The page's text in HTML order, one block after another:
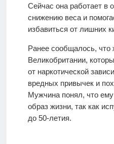
Сейчас она работает в
снижению веса и
избавиться от лишних
Ранее сообщалось, что
Великобритании,
от наркотической
вредных привычек и
Мужчина понял, что
образ жизни, так как
до 50-летия.